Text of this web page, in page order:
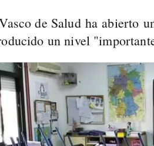
de Salud ha abierto
un nivel